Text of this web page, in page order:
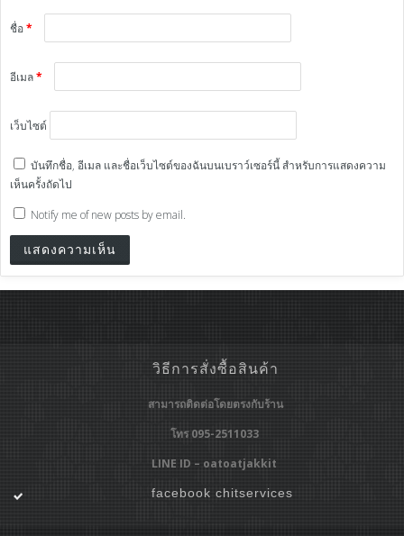
ชื่อ*
อีเมล*
เว็บไซต์
บันทึกชื่อ, อีเมล และชื่อเว็บไซต์ของฉันบนเบราว์เซอร์นี้ สำหรับการแสดงความ
เห็นครั้งถัดไป
Notify me of new posts by email.
วิธีการสั่งซื้อสินค้า
สามารถติดต่อโดยตรงกับร้าน
โทร 095-2511033
LINE ID – oatoatjakkit
facebook chitservices